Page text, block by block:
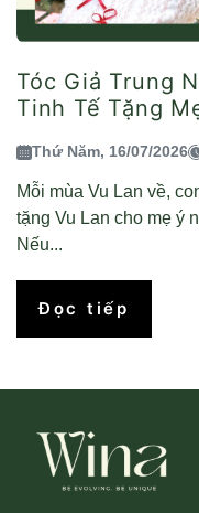
Tóc Giả Trung
Tinh Tế Tặng
Thứ Năm, 16/07/2026
Mỗi mùa Vu Lan về,
tặng Vu Lan cho mẹ ý
Nếu...
Đọc tiếp